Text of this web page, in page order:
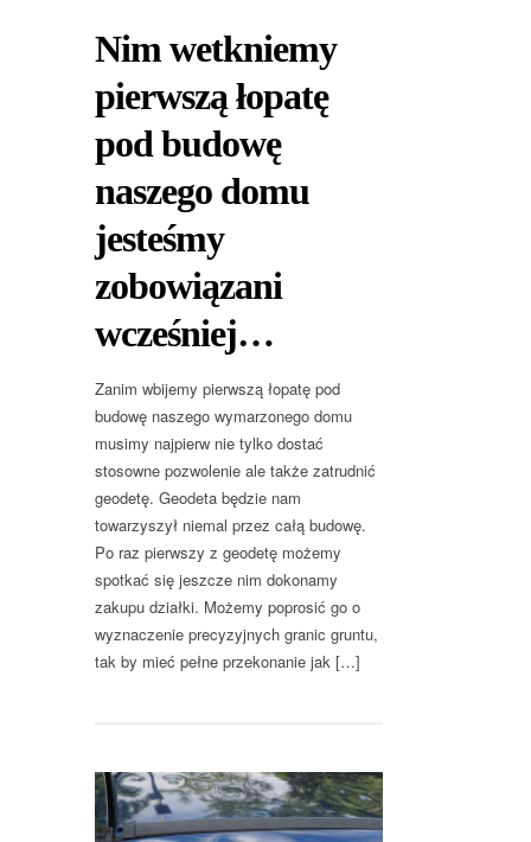
Nim wetkniemy
pierwszą łopatę
pod budowę
naszego domu
jesteśmy
zobowiązani
wcześniej…
Zanim wbijemy pierwszą łopatę pod
budowę naszego wymarzonego domu
musimy najpierw nie tylko dostać
stosowne pozwolenie ale także zatrudnić
geodetę. Geodeta będzie nam
towarzyszył niemal przez całą budowę.
Po raz pierwszy z geodetę możemy
spotkać się jeszcze nim dokonamy
zakupu działki. Możemy poprosić go o
wyznaczenie precyzyjnych granic gruntu,
tak by mieć pełne przekonanie jak […]